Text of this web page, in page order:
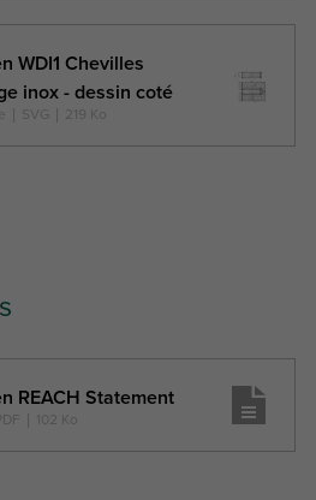
WDI1 Chevilles
inox - dessin coté
SVG 219 Ko
REACH Statement
102 Ko